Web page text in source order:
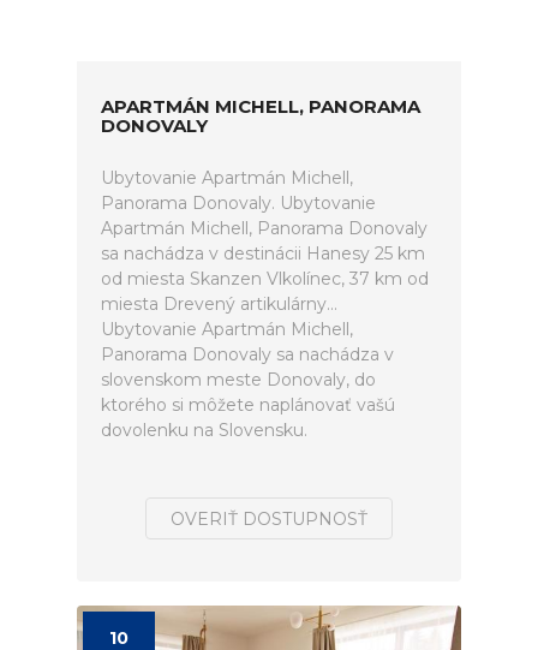
APARTMÁN MICHELL, PANORAMA
DONOVALY
Ubytovanie Apartmán Michell,
Panorama Donovaly. Ubytovanie
Apartmán Michell, Panorama Donovaly
sa nachádza v destinácii Hanesy 25 km
od miesta Skanzen Vlkolínec, 37 km od
miesta Drevený artikulárny...
Ubytovanie Apartmán Michell,
Panorama Donovaly sa nachádza v
slovenskom meste Donovaly, do
ktorého si môžete naplánovať vašú
dovolenku na Slovensku.
OVERIŤ DOSTUPNOSŤ
10